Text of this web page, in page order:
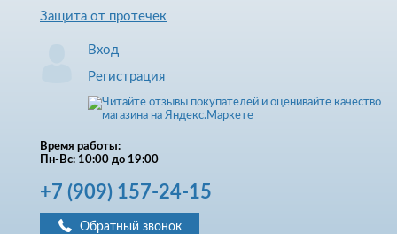
Защита от протечек
Вход
Регистрация
Время работы:
Пн-Вс: 10:00 до 19:00
+7 (909) 157-24-15
Обратный звонок